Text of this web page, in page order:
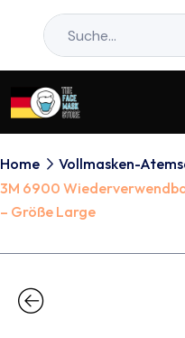
Home
Vollmasken-
3M 6900
– Größe Large